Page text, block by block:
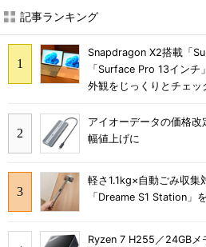
記事ランキング
Snapdragon X2搭載「
「Surface Pro 13イン
外観をじっくりとチェッ
アイオーデータの価格
幅値上げに
軽さ1.1kg×自動ごみ収
「Dreame S1 Station
Ryzen 7 H255／24GBメ